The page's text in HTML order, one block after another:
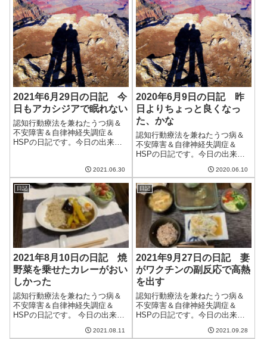
2021年6月29日の日記 今
日もアカシジアで眠れない
認知行動療法を兼ねたうつ病＆
不安障害＆自律神経失調症＆
HSPの日記です。今日の出来事
少し空も明るくなった。しかし
ながら、夜になると土砂降りの
雨に。不安定な天気が続いてい
てなんとも嫌な感...
2021.06.30
2020年6月9日の日記 昨
日よりちょっと良くなっ
た、かな
認知行動療法を兼ねたうつ病＆
不安障害＆自律神経失調症＆
HSPの日記です。今日の出来事
おかげか、飲まなかったときよ
りも寝れた気がする。おかげで
日中も昨日より調子が良かっ
た。やはり睡眠が取れないと調
子が悪くなる。午前...
2020.06.10
日記
2021年8月10日の日記 焼
野菜を乗せたカレーがおい
しかった
認知行動療法を兼ねたうつ病＆
不安障害＆自律神経失調症＆
HSPの日記です。 今日の出来事
まで上がるという予報だった
2021.08.11
日記
2021年9月27日の日記 妻
がワクチンの副反応で高熱
を出す
認知行動療法を兼ねたうつ病＆
不安障害＆自律神経失調症＆
HSPの日記です。今日の出来事
すい気候ではあるけど、いまい
2021.09.28